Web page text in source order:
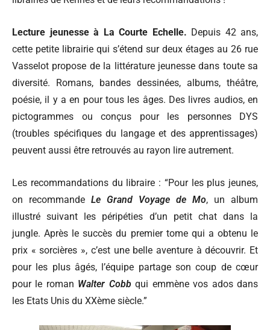
Lecture jeunesse à La Courte Echelle. Depuis 42 ans,
cette petite librairie qui s’étend sur deux étages au 26 rue
Vasselot propose de la littérature jeunesse dans toute sa
diversité. Romans, bandes dessinées, albums, théâtre,
poésie, il y a en pour tous les âges. Des livres audios, en
pictogrammes ou conçus pour les personnes DYS
(troubles spécifiques du langage et des apprentissages)
peuvent aussi être retrouvés au rayon lire autrement.
Les recommandations du libraire : “Pour les plus jeunes,
on recommande Le Grand Voyage de Mo, un album
illustré suivant les péripéties d’un petit chat dans la
jungle. Après le succès du premier tome qui a obtenu le
prix « sorcières », c’est une belle aventure à découvrir. Et
pour les plus âgés, l’équipe partage son coup de cœur
pour le roman Walter Cobbqui emmène vos ados dans
les Etats Unis du XXème siècle.”